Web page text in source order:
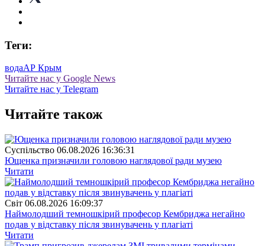
Теги:
водаАР Крым
Читайте нас у Google News
Читайте нас у Telegram
Читайте також
Суспiльство 06.08.2026 16:36:31
Ющенка призначили головою наглядової ради музею
Читати
Свiт 06.08.2026 16:09:37
Наймолодший темношкірий професор Кембриджа негайно
подав у відставку після звинувачень у плагіаті
Читати